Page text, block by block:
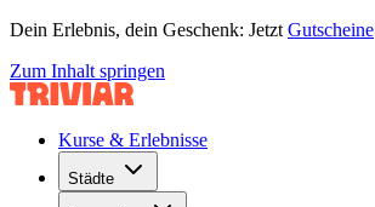
Dein Erlebnis, dein Geschenk: Jetzt Gutscheine
Zum Inhalt springen
Kurse & Erlebnisse
Städte